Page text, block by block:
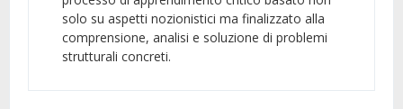
solo su aspetti nozionistici ma finalizzato alla
comprensione, analisi e soluzione di problemi
strutturali concreti.